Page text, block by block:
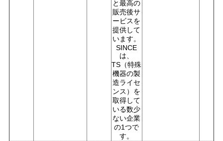
と最高の
販売後サ
ービスを
提供して
います。
SINCE
は、
TS（特殊
機器の製
造ライセ
ンス）を
取得して
いる数少
ない企業
の1つで
す。